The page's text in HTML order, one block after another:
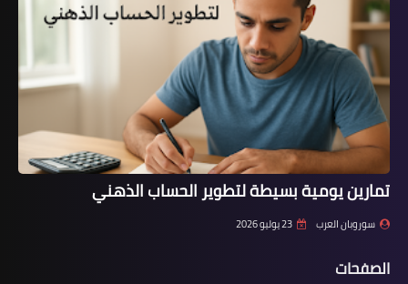
تمارين يومية بسيطة لتطوير الحساب الذهني
سوروبان العرب 23 يوليو 2026
الصفحات